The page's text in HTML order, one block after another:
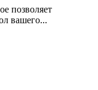
позволяет
вашего...